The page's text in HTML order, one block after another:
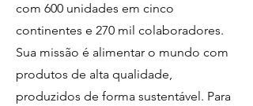
com 600 unidades em cinco
continentes e 270 mil colaboradores.
Sua missão é alimentar o mundo com
produtos de alta qualidade,
produzidos de forma sustentável. Para